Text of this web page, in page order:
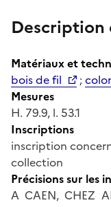
Description
Matériaux et
bois de fil
;
Mesures
H. 79.9, l. 53.1
Inscriptions
inscription
collection
Précisions sur les
A CAEN, CHEZ